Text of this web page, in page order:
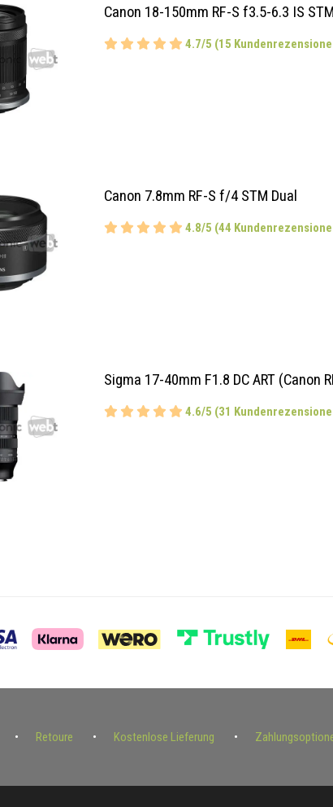
Canon 18-150mm RF-S f3.5-6.3 IS
4.7/5 (15
Canon 7.8mm RF-S f/4 STM Dual
4.8/5 (44
Sigma 17-40mm F1.8 DC ART (Canon
4.6/5 (31
Retoure Kostenlose Lieferung